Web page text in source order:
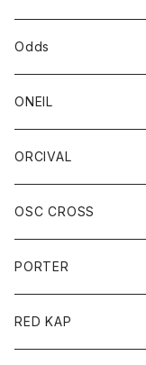
シャツ
ショートパンツ
パンツ
レディース
シャツ
Tシャツ
ストール/マフラー
シャツ
シャツジャケット
ロングスリーブＴシャツ
ボトム
ショートパンツ
ジーンズ
スエット
ボトム
ショートパンツ
パンツ
レディース
ボトム
Odds
帽子
ONEIL
スカート
ORCIVAL
アウター
コート
ジャケット
アクセサリー
バッグ
キッズ
OSC CROSS
ダウンジャケット
PORTER
カードホルダー
RED KAP